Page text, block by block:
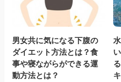
男女共に気になる下腹の
ダイエット方法とは？食
事や寝ながらができる運
動方法とは？